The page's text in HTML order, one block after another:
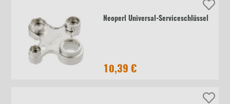
Neoperl Universal-Serviceschlüssel
10,39 €